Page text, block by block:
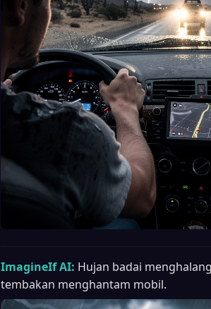
ImagineIf AI: Hujan badai
tembakan menghantam mobil.